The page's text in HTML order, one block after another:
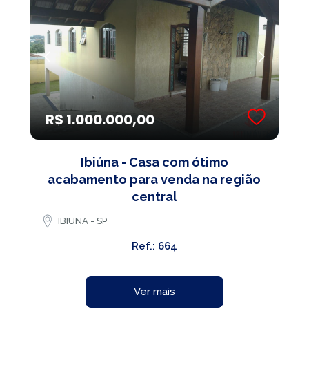
R$ 1.000.000,00
Ibiúna - Casa com ótimo
acabamento para venda na região
central
IBIUNA - SP
Ref.: 664
Ver mais